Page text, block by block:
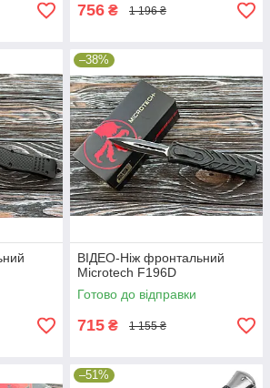
756 ₴ 1 196 ₴
–38%
ВІДЕО-Ніж фронтальний
Microtech F196D
Готово до відправки
715 ₴ 1 155 ₴
–51%